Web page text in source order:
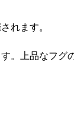
れます。
。上品なフグ